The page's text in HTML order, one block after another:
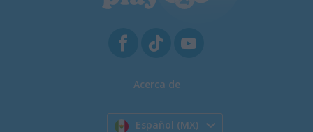
Acerca de
Español (MX)